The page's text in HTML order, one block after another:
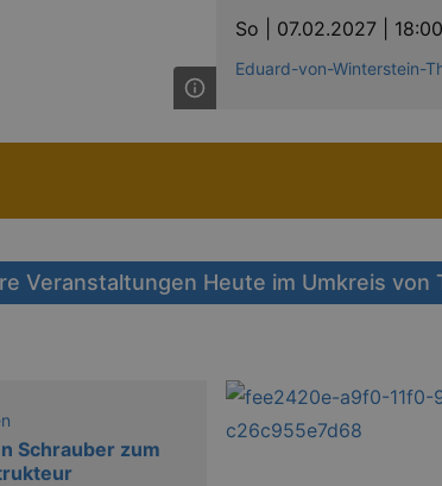
So | 07.02.2027 | 18:00
Eduard-von-Winterstein-
Veranstaltungen Heute im Umkreis von
Schrauber zum